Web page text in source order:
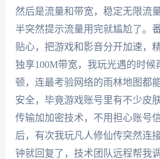
然后是流量和带宽，稳定无限流
半突然提示流量用完就尴尬了。
贴心，把游戏和影音分开加速，
独享100M带宽，我玩光遇的时候
顿，连最考验网络的雨林地图都
安全，毕竟游戏账号里有不少皮
传输加加密技术，不用担心账号
后，有次我玩凡人修仙传突然连
钟就回复了，技术团队远程帮我